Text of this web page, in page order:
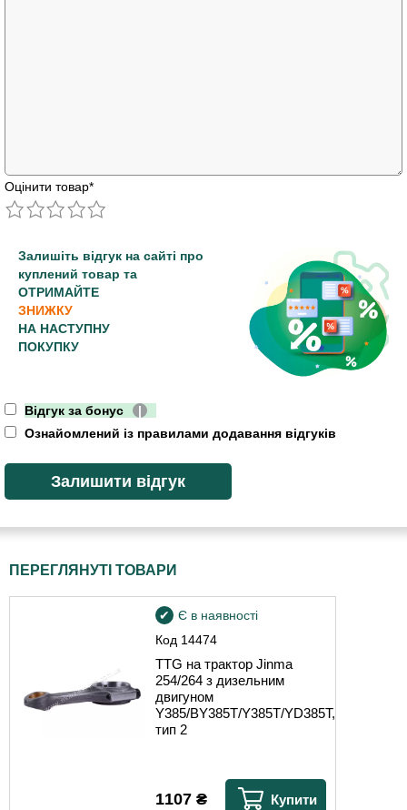
Оцінити товар*
Залишіть відгук на сайті про
куплений товар та
ОТРИМАЙТЕ
ЗНИЖКУ
НА НАСТУПНУ
ПОКУПКУ
Відгук за бонус
|
Ознайомлений із правилами додавання відгуків
ПЕРЕГЛЯНУТІ ТОВАРИ
Код 14474
Є в наявності
TTG на трактор Jinma
254/264 з дизельним
двигуном
Y385/BY385T/Y385T/YD385T,
тип 2
1107 ₴ Купити